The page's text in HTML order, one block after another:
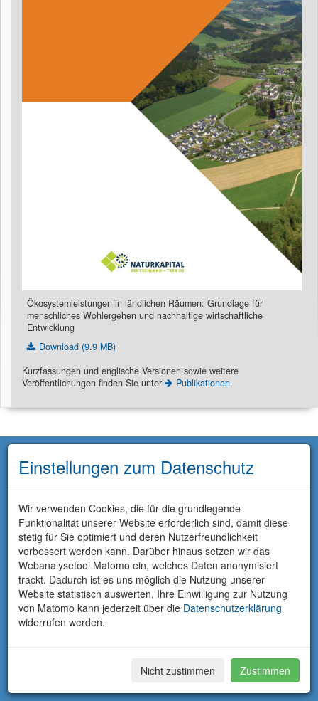
Ökosystemleistungen in ländlichen Räumen: Grundlage für
menschliches Wohlergehen und nachhaltige wirtschaftliche
Entwicklung
Download (9.9 MB)
Kurzfassungen und englische Versionen sowie weitere
Veröffentlichungen finden Sie unter
Publikationen.
Einstellungen zum Datenschutz
Wir verwenden Cookies, die für die grundlegende
Funktionalität unserer Website erforderlich sind, damit diese
stetig für Sie optimiert und deren Nutzerfreundlichkeit
verbessert werden kann. Darüber hinaus setzen wir das
Webanalysetool Matomo ein, welches Daten anonymisiert
trackt. Dadurch ist es uns möglich die Nutzung unserer
Website statistisch auswerten. Ihre Einwilligung zur Nutzung
von Matomo kann jederzeit über die Datenschutzerklärung
widerrufen werden.
Nicht zustimmen Zustimmen